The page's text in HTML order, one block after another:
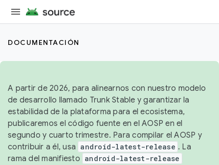
DOCUMENTACIÓN
A partir de 2026, para alinearnos con nuestro modelo
de desarrollo llamado Trunk Stable y garantizar la
estabilidad de la plataforma para el ecosistema,
publicaremos el código fuente en el AOSP en el
segundo y cuarto trimestre. Para compilar el AOSP y
contribuir a él, usa android-latest-release . La
rama del manifiesto android-latest-release